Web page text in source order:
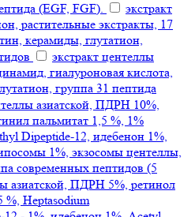
(EGF, FGF).
экстракт
растительные экстракты, 17
керамиды, глутатион,
экстракт центеллы
гиалуроновая кислота,
группа 31 пептида
азиатской, ПДРН 10%,
пальмитат 1,5 %, 1%
Dipeptide-12, идебенон 1%,
1%, экзосомы центеллы,
современных пептидов (5
азиатской, ПДРН 5%, ретинол
%, Heptasodium